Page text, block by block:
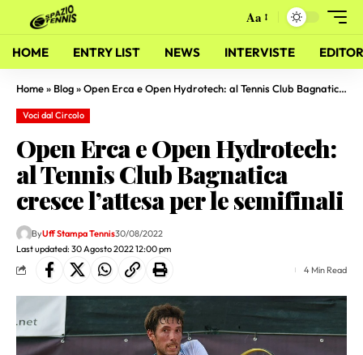
Aa
HOME ENTRY LIST NEWS INTERVISTE
Home» Blog»Open Erca e Open Hydrotech: al Tennis Club Bagnatica cresce l’attesa per le semifinali
Voci dal Circolo
Open Erca e Open Hydrotech:
al Tennis Club Bagnatica
cresce l’attesa per le semifinali
Last updated: 30 Agosto 2022 12:00 pm
ByUff Stampa Tennis30/08/2022
4 Min Read